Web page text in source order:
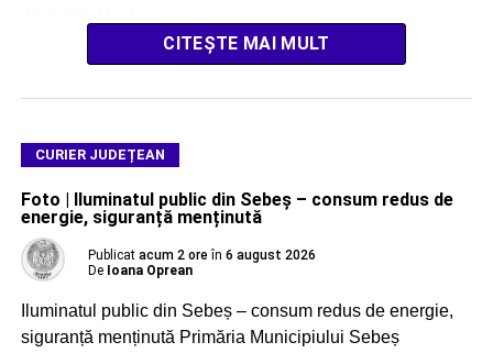
CITEȘTE MAI MULT
CURIER JUDEȚEAN
Foto | Iluminatul public din Sebeș – consum redus de
energie, siguranță menținută
Publicat acum 2 ore în 6 august 2026
De Ioana Oprean
Iluminatul public din Sebeș – consum redus de energie,
siguranță menținută Primăria Municipiului Sebeș